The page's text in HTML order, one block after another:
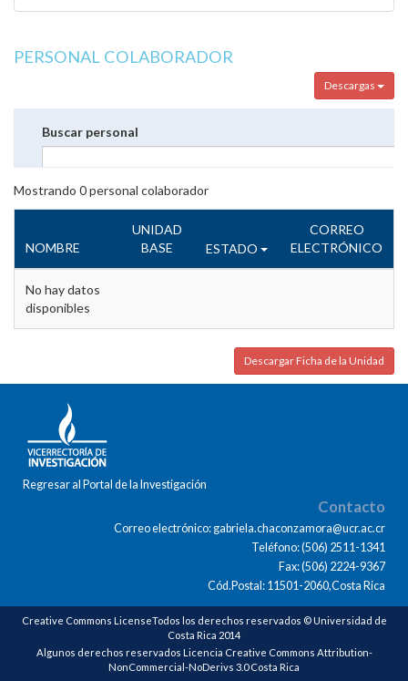
PERSONAL COLABORADOR
Descargas
Buscar personal
Mostrando 0personal colaborador
NOMBRE
UNIDAD
BASE
ESTADO
CORREO
ELECTRÓNICO
No hay datos
disponibles
Descargar Ficha de la Unidad
Regresar al Portal de la Investigación
Contacto
Correo electrónico: gabriela.chaconzamora@ucr.ac.cr
Teléfono: (506) 2511-1341
Fax: (506) 2224-9367
Cód.Postal: 11501-2060,Costa Rica
Creative Commons LicenseTodos los derechos reservados © Universidad de
Costa Rica 2014
Algunos derechos reservados Licencia Creative Commons Attribution-
NonCommercial-NoDerivs 3.0 Costa Rica